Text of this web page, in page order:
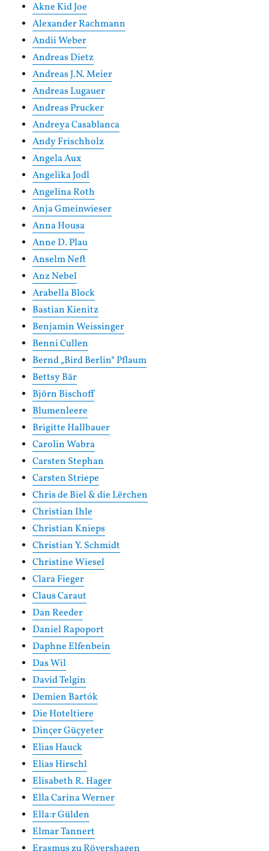
Akne Kid Joe
Alexander Rachmann
Andii Weber
Andreas Dietz
Andreas J.N. Meier
Andreas Lugauer
Andreas Prucker
Andreya Casablanca
Andy Frischholz
Angela Aux
Angelika Jodl
Angelina Roth
Anja Gmeinwieser
Anna Housa
Anne D. Plau
Anselm Neft
Anz Nebel
Arabella Block
Bastian Kienitz
Benjamin Weissinger
Benni Cullen
Bernd „Bird Berlin“ Pflaum
Bettsy Bär
Björn Bischoff
Blumenleere
Brigitte Hallbauer
Carolin Wabra
Carsten Stephan
Carsten Striepe
Chris de Biel & die Lërchen
Christian Ihle
Christian Knieps
Christian Y. Schmidt
Christine Wiesel
Clara Fieger
Claus Caraut
Dan Reeder
Daniel Rapoport
Daphne Elfenbein
Das Wil
David Telgin
Demien Bartók
Die Hoteltiere
Dinçer Güçyeter
Elias Hauck
Elias Hirschl
Elisabeth R. Hager
Ella Carina Werner
Ella:r Gülden
Elmar Tannert